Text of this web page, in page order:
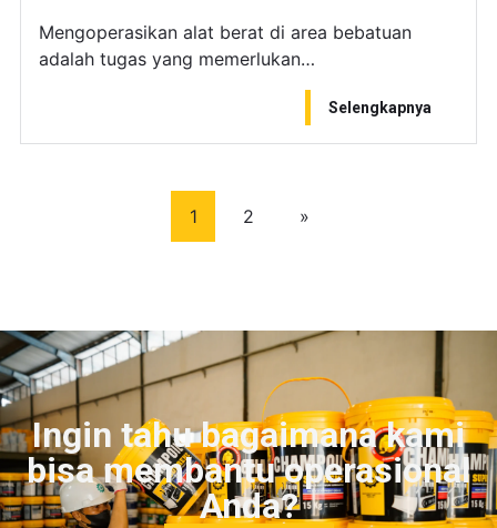
Mengoperasikan alat berat di area bebatuan
adalah tugas yang memerlukan…
Selengkapnya
1 2 »
Ingin tahu bagaimana kami
bisa membantu operasional
Anda?